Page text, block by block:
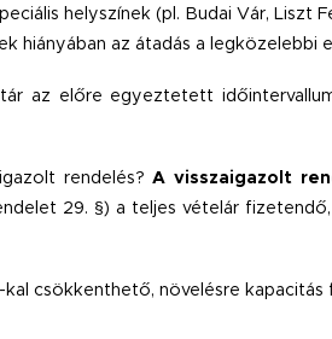
helyszínek (pl. Budai Vár, Liszt
hiányában az átadás a
az előre egyeztetett
rendelés?A visszaigazolt
29. §) a teljes vételár
csökkenthető, növelésre